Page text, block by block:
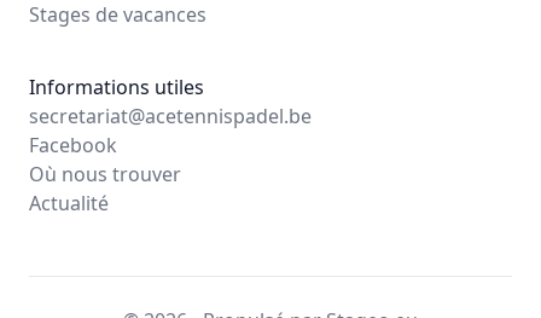
Stages de vacances
Informations utiles
secretariat@acetennispadel.be
Facebook
Où nous trouver
Actualité